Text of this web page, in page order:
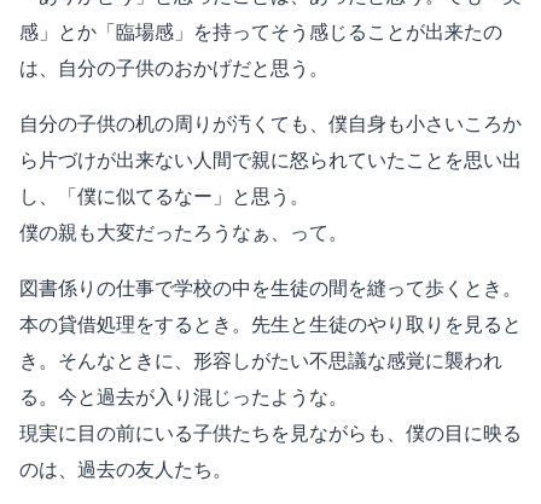
感」とか「臨場感」を持ってそう感じることが出来たの
は、自分の子供のおかげだと思う。
自分の子供の机の周りが汚くても、僕自身も小さいころか
ら片づけが出来ない人間で親に怒られていたことを思い出
し、「僕に似てるなー」と思う。
僕の親も大変だったろうなぁ、って。
図書係りの仕事で学校の中を生徒の間を縫って歩くとき。
本の貸借処理をするとき。先生と生徒のやり取りを見ると
き。そんなときに、形容しがたい不思議な感覚に襲われ
る。今と過去が入り混じったような。
現実に目の前にいる子供たちを見ながらも、僕の目に映る
のは、過去の友人たち。